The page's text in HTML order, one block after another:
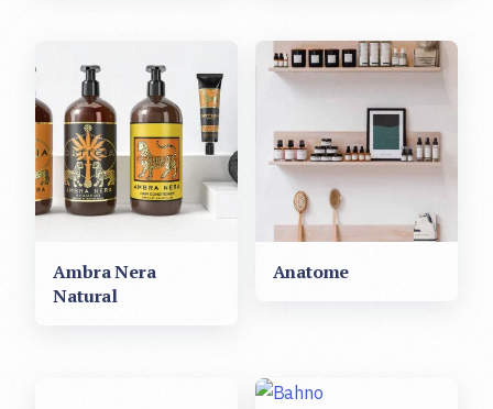
Ambra Nera
Natural
Anatome